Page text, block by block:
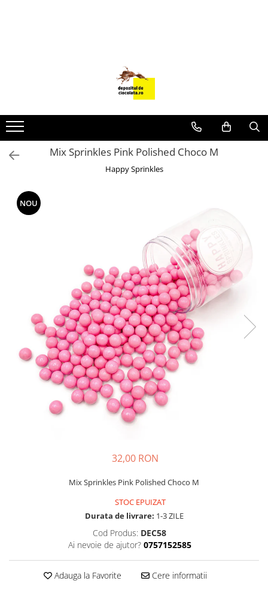
GLAZURI, UMPLUTURI, CREME
USTENSILE SI FORME SILICON
PASTA DE ZAHAR
DIVERSE
FRISCA, UNT, LAPTE CONDENSAT
Mix Sprinkles Pink Polished Choco M
Happy Sprinkles
NOU
32,00 RON
Mix Sprinkles Pink Polished Choco M
STOC EPUIZAT
Durata de livrare: 1-3 ZILE
Cod Produs: DEC58
Ai nevoie de ajutor? 0757152585
Adauga la Favorite Cere informatii